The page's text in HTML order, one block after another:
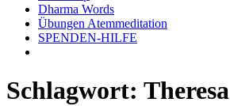
Dharma Words
Übungen Atemmeditation
SPENDEN-HILFE
Schlagwort: Theresa